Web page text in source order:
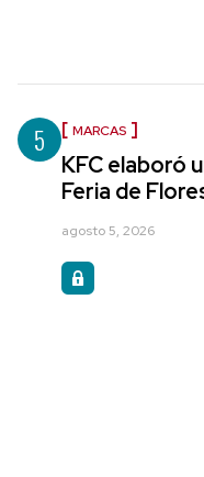
5 MARCAS
KFC elaboró
Feria de
agosto 5, 2026